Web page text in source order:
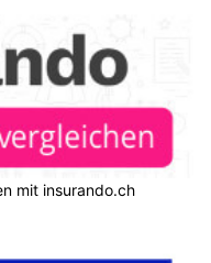
mit insurando.ch